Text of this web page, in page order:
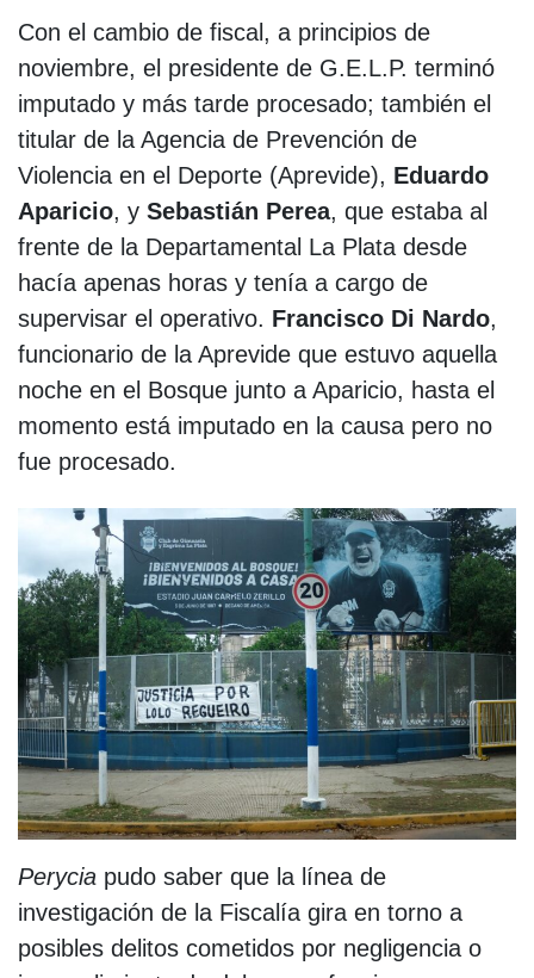
Con el cambio de fiscal, a principios de
noviembre, el presidente de G.E.L.P. terminó
imputado y más tarde procesado; también el
titular de la Agencia de Prevención de
Violencia en el Deporte (Aprevide), Eduardo
Aparicio, y Sebastián Perea, que estaba al
frente de la Departamental La Plata desde
hacía apenas horas y tenía a cargo de
supervisar el operativo. Francisco Di Nardo,
funcionario de la Aprevide que estuvo aquella
noche en el Bosque junto a Aparicio, hasta el
momento está imputado en la causa pero no
fue procesado.
Perycia pudo saber que la línea de
investigación de la Fiscalía gira en torno a
posibles delitos cometidos por negligencia o